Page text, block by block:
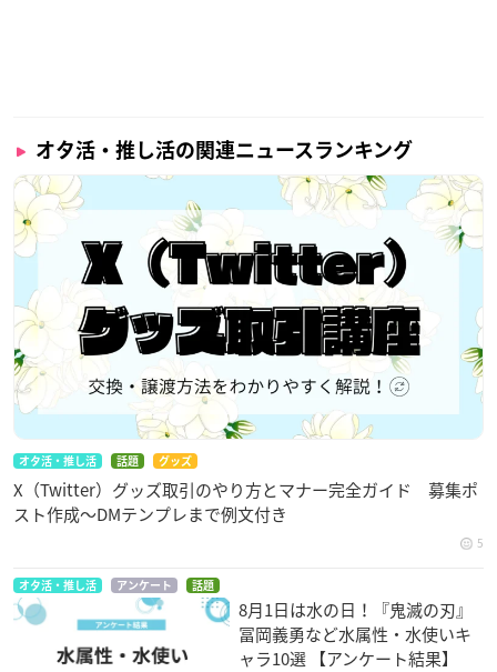
オタ活・推し活の関連ニュースランキング
オタ活・推し活 話題 グッズ
X（Twitter）グッズ取引のやり方とマナー完全ガイド 募集ポ
スト作成〜DMテンプレまで例文付き
5
オタ活・推し活 アンケート 話題
8月1日は水の日！『鬼滅の刃』
冨岡義勇など水属性・水使いキ
ャラ10選 【アンケート結果】